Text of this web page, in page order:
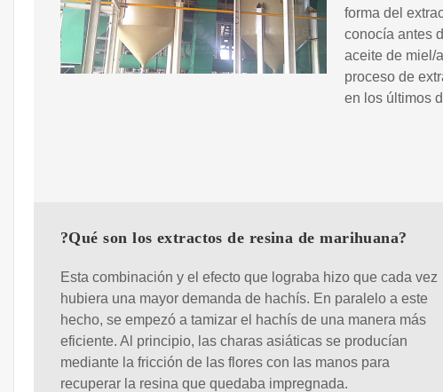
forma del
conocía antes
aceite de miel/
proceso de
en los últimos
?Qué son los extractos de resina de marihuana?
Esta combinación y el efecto que lograba hizo que cada vez
hubiera una mayor demanda de hachís. En paralelo a este
hecho, se empezó a tamizar el hachís de una manera más
eficiente. Al principio, las charas asiáticas se producían
mediante la fricción de las flores con las manos para
recuperar la resina que quedaba impregnada.